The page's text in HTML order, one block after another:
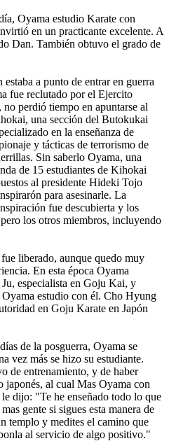
Oyama estudio Karate con
en un practicante excelente. A
Dan. También obtuvo el grado de
a punto de entrar en guerra
fue reclutado por el Ejercito
perdió tiempo en apuntarse al
una sección del Butokukai
en la enseñanza de
y tácticas de terrorismo de
Sin saberlo Oyama, una
de 15 estudiantes de Kihokai
al presidente Hideki Tojo
para asesinarle. La
fue descubierta y los
los otros miembros, incluyendo
liberado, aunque quedo muy
En esta época Oyama
especialista en Goju Kai, y
Oyama estudio con él. Cho Hyung
en Goju Karate en Japón
de la posguerra, Oyama se
vez más se hizo su estudiante.
de entrenamiento, y de haber
japonés, al cual Mas Oyama con
dijo: "Te he enseñado todo lo que
gente si sigues esta manera de
templo y medites el camino que
al servicio de algo positivo."